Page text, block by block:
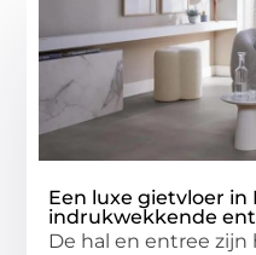
Een luxe gietvloer in
indrukwekkende
De hal en entree